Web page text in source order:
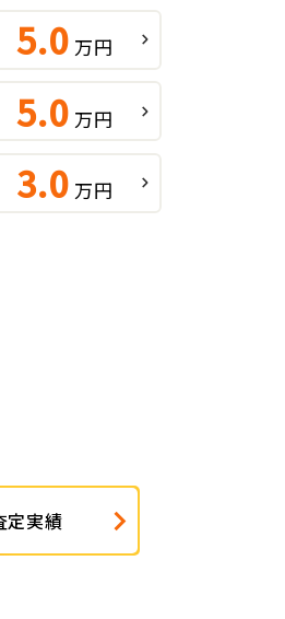
5.0 万円
5.0 万円
3.0 万円
定実績